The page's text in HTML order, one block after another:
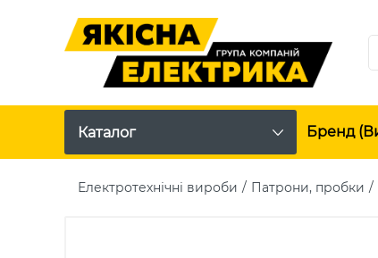
Каталог Бренд
Електротехнічні вироби Патрони, пробки